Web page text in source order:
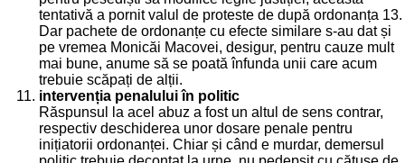
tentativă a pornit valul de proteste de după ordonanța 13.
Dar pachete de ordonanțe cu efecte similare s-au dat și
pe vremea Monicăi Macovei, desigur, pentru cauze mult
mai bune, anume să se poată înfunda unii care acum
trebuie scăpați de alții.
intervenția penalului în politic
Răspunsul la acel abuz a fost un altul de sens contrar,
respectiv deschiderea unor dosare penale pentru
inițiatorii ordonanței. Chiar și când e murdar, demersul